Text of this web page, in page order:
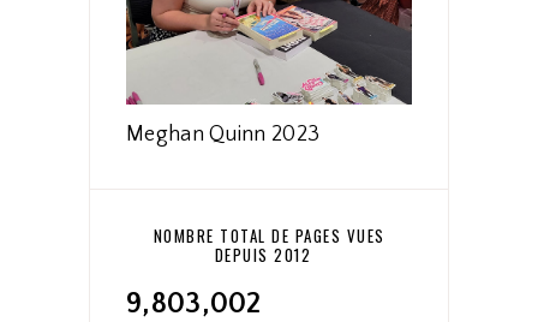
Meghan Quinn 2023
NOMBRE TOTAL DE PAGES VUES
DEPUIS 2012
9,803,002